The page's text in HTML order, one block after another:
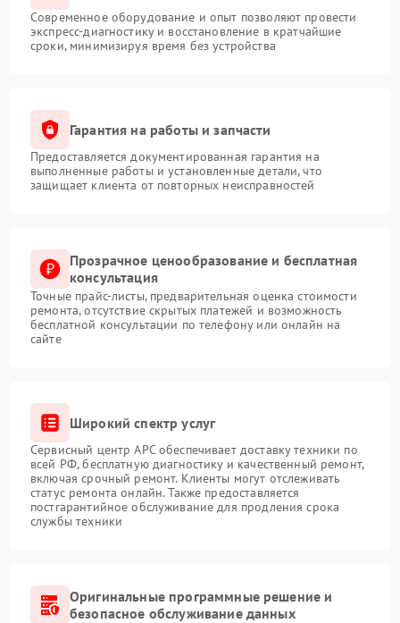
Современное оборудование и опыт позволяют провести
экспресс-диагностику и восстановление в кратчайшие
сроки, минимизируя время без устройства
Гарантия на работы и запчасти
Предоставляется документированная гарантия на
выполненные работы и установленные детали, что
защищает клиента от повторных неисправностей
Прозрачное ценообразование и бесплатная
консультация
Точные прайс-листы, предварительная оценка стоимости
ремонта, отсутствие скрытых платежей и возможность
бесплатной консультации по телефону или онлайн на
сайте
Широкий спектр услуг
Сервисный центр APC обеспечивает доставку техники по
всей РФ, бесплатную диагностику и качественный ремонт,
включая срочный ремонт. Клиенты могут отслеживать
статус ремонта онлайн. Также предоставляется
постгарантийное обслуживание для продления срока
службы техники
Оригинальные программные решение и
безопасное обслуживание данных